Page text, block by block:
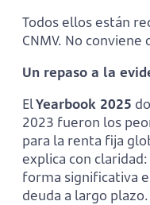
Todos ellos están
CNMV. No conviene
Un repaso a la
ElYearbook 2025
2023 fueron los
para la renta fija
explica con
forma significativa
deuda a largo plazo.